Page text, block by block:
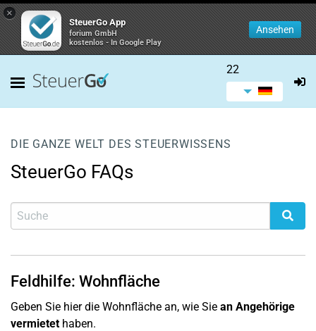
×
SteuerGo App
forium GmbH
kostenlos - In Google Play
Ansehen
22
DIE GANZE WELT DES STEUERWISSENS
SteuerGo FAQs
Feldhilfe: Wohnfläche
Geben Sie hier die Wohnfläche an, wie Sie an Angehörige
vermietethaben.